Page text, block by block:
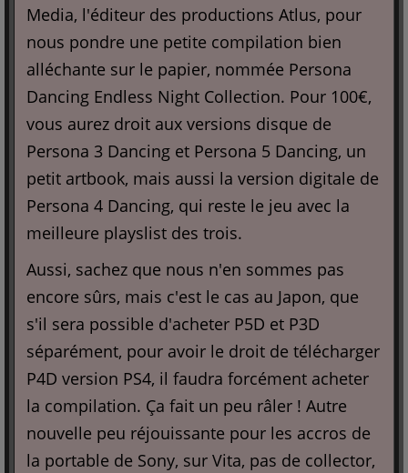
Media, l'éditeur des productions Atlus, pour
nous pondre une petite compilation bien
alléchante sur le papier, nommée Persona
Dancing Endless Night Collection. Pour 100€,
vous aurez droit aux versions disque de
Persona 3 Dancing et Persona 5 Dancing, un
petit artbook, mais aussi la version digitale de
Persona 4 Dancing, qui reste le jeu avec la
meilleure playslist des trois.
Aussi, sachez que nous n'en sommes pas
encore sûrs, mais c'est le cas au Japon, que
s'il sera possible d'acheter P5D et P3D
séparément, pour avoir le droit de télécharger
P4D version PS4, il faudra forcément acheter
la compilation. Ça fait un peu râler ! Autre
nouvelle peu réjouissante pour les accros de
la portable de Sony, sur Vita, pas de collector,